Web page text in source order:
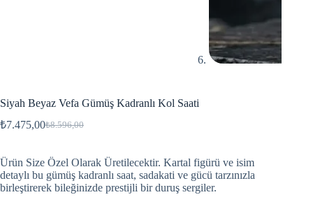
Siyah Beyaz Vefa Gümüş Kadranlı Kol Saati
₺8.596,00
₺7.475,00
Ürün Size Özel Olarak Üretilecektir. Kartal figürü ve isim
detaylı bu gümüş kadranlı saat, sadakati ve gücü tarzınızla
birleştirerek bileğinizde prestijli bir duruş sergiler.